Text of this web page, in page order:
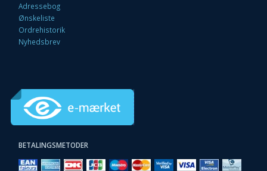
Adressebog
Ønskeliste
Ordrehistorik
Nyhedsbrev
BETALINGSMETODER